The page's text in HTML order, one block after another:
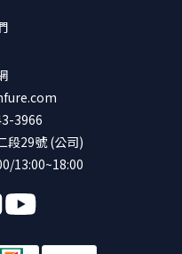
3966
段29號 (公司)
13:00~18:00